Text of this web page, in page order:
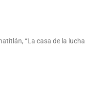
“La casa de la lucha